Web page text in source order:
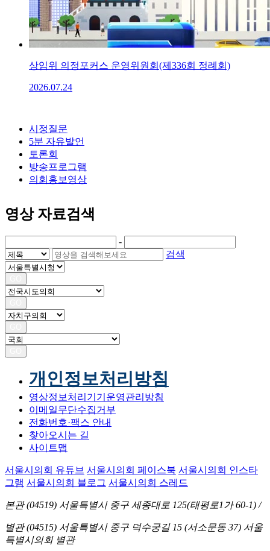
상임위 의정포커스 운영위원회(제336회 정례회)
2026.07.24
시정질문
5분 자유발언
토론회
방송프로그램
의회홍보영상
영상 자료검색
-
검색
개인정보처리방침
영상정보처리기기운영관리방침
이메일무단수집거부
전화번호·팩스 안내
찾아오시는 길
사이트맵
서울시의회 유튜브 서울시의회 페이스북 서울시의회 인스타
그램 서울시의회 블로그 서울시의회 스레드
본관 (04519) 서울특별시 중구 세종대로 125(태평로1가 60-1) /
별관 (04515) 서울특별시 중구 덕수궁길 15 (서소문동 37) 서울
특별시의회 별관